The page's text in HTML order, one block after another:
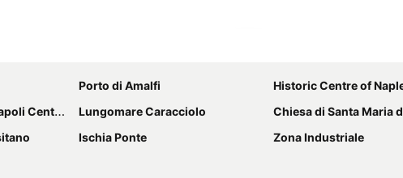
Porto di Amalfi
Historic Centre of
Centrale Lungomare Caracciolo
Chiesa di Santa Maria
Ischia Ponte
Zona Industriale